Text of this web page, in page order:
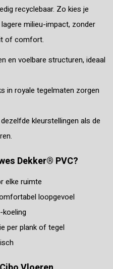
recyclebaar. Zo kies je
milieu-impact, zonder
of comfort.
en voelbare structuren, ideaal
in royale tegelmaten zorgen
kleurstellingen als de
Dekker® PVC?
elke ruimte
loopgevoel
koeling
per plank of tegel